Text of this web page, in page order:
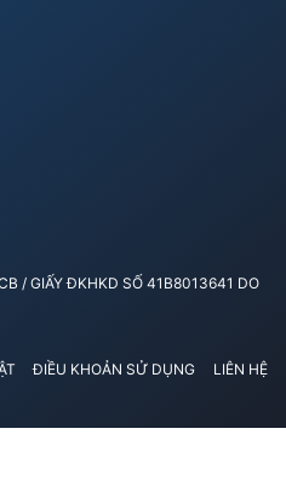
/ GIẤY ĐKHKD SỐ 41B8013641 DO
ĐIỀU KHOẢN SỬ DỤNG LIÊN HỆ